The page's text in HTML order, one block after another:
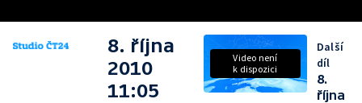
8. října
2010
11:05
Video není
k dispozici
Další
díl
8.
října